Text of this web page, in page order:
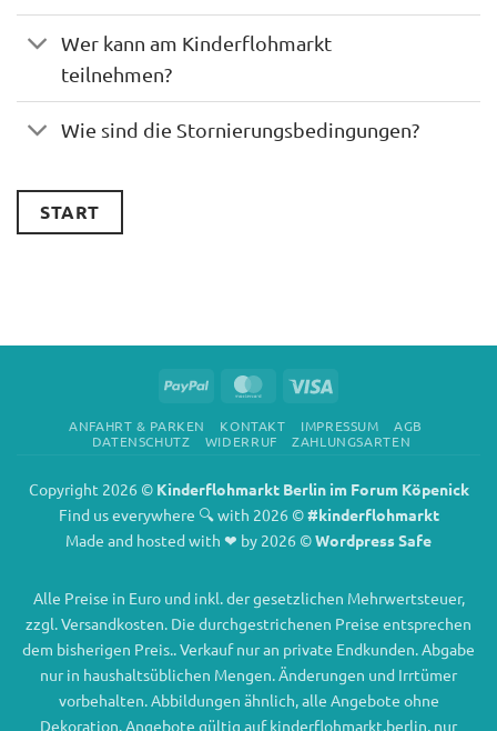
Wer kann am Kinderflohmarkt
teilnehmen?
Wie sind die Stornierungsbedingungen?
START
PayPal MasterCard
ANFAHRT & PARKEN KONTAKT IMPRESSUM
AGB
DATENSCHUTZ
WIDERRUF ZAHLUNGSARTEN
Copyright 2026 © Kinderflohmarkt Berlin im Forum Köpenick
Find us everywhere 🔍 with 2026 ©#kinderflohmarkt
Made and hosted with ❤ by 2026 ©Wordpress Safe
Alle Preise in Euro und inkl. der gesetzlichen Mehrwertsteuer,
zzgl. Versandkosten. Die durchgestrichenen Preise entsprechen
dem bisherigen Preis.. Verkauf nur an private Endkunden. Abgabe
nur in haushaltsüblichen Mengen. Änderungen und Irrtümer
vorbehalten. Abbildungen ähnlich, alle Angebote ohne
Dekoration. Angebote gültig auf kinderflohmarkt.berlin, nur